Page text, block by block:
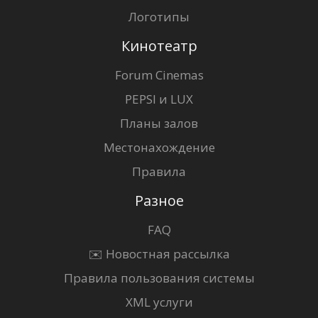
Логотипы
Кинотеатр
Forum Cinemas
PEPSI и LUX
Планы залов
Местонахождение
Правила
Разное
FAQ
✉️ Новостная рассылка
Правила пользования системы
XML услуги